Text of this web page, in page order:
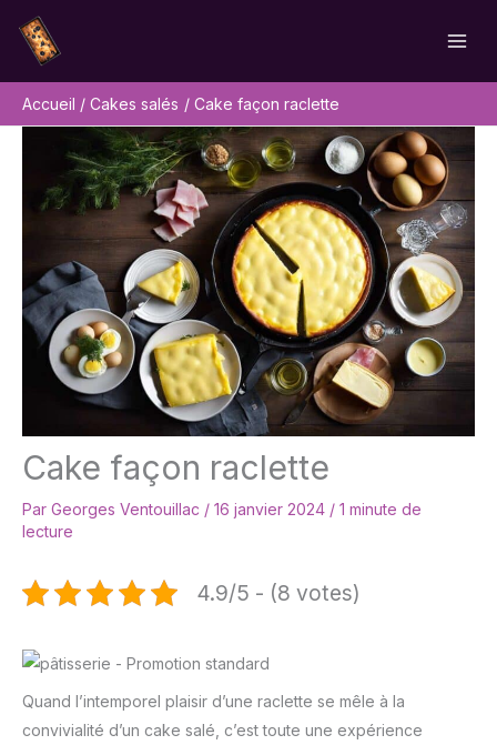
contenu
Accueil
Cakes salés Cake façon raclette
Cake façon raclette
Par Georges Ventouillac / 16 janvier 2024 / 1 minute de
lecture
4.9/5 - (8 votes)
Quand l’intemporel plaisir d’une raclette se mêle à la
convivialité d’un cake salé, c’est toute une expérience
Rechercher